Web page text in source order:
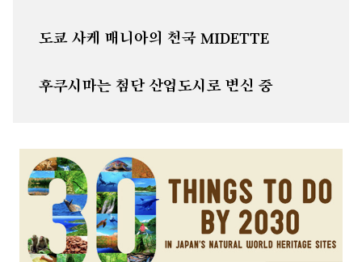
도쿄 사케 매니아의 천국 MIDETTE
후쿠시마는 첨단 산업도시로 변신 중